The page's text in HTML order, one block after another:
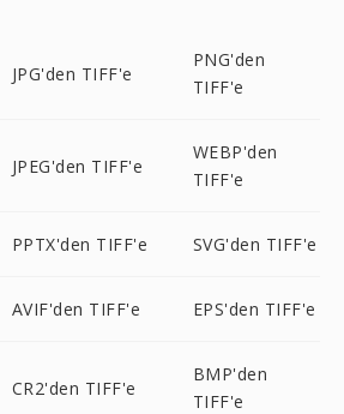
JPG'den TIFF'e
PNG'den
TIFF'e
JPEG'den TIFF'e
WEBP'den
TIFF'e
PPTX'den TIFF'e SVG'den TIFF'e
AVIF'den TIFF'e EPS'den TIFF'e
CR2'den TIFF'e
BMP'den
TIFF'e